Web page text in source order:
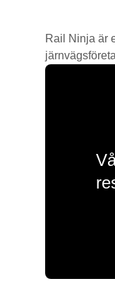
Rail Ninja är